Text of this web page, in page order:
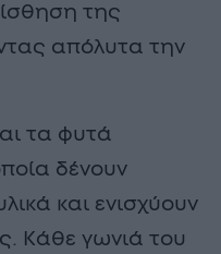
της
απόλυτα την
τα φυτά
δένουν
και ενισχύουν
Κάθε γωνιά του